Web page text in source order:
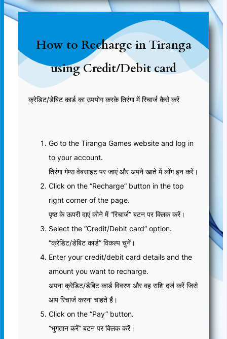
How to Recharge in Tiranga
using Credit/Debit card
क्रेडिट/डेबिट कार्ड का उपयोग करके तिरंगा में रिचार्ज कैसे करें
Go to the Tiranga Games website and log in
to your account.
तिरंगा गेम्स वेबसाइट पर जाएं और अपने खाते में लॉग इन करें।
Click on the “Recharge” button in the top
right corner of the page.
पृष्ठ के ऊपरी दाएं कोने में “रिचार्ज” बटन पर क्लिक करें।
Select the “Credit/Debit card” option.
“क्रेडिट/डेबिट कार्ड” विकल्प चुनें।
Enter your credit/debit card details and the
amount you want to recharge.
अपना क्रेडिट/डेबिट कार्ड विवरण और वह राशि दर्ज करें जिसे
आप रिचार्ज करना चाहते हैं।
Click on the “Pay” button.
“भुगतान करें” बटन पर क्लिक करें।